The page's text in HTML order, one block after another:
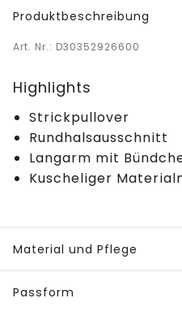
Produktbeschreibung
Art. Nr.: D30352926600
Highlights
Strickpullover
Rundhalsausschnitt
Langarm mit
Kuscheliger
Material und Pflege
Passform